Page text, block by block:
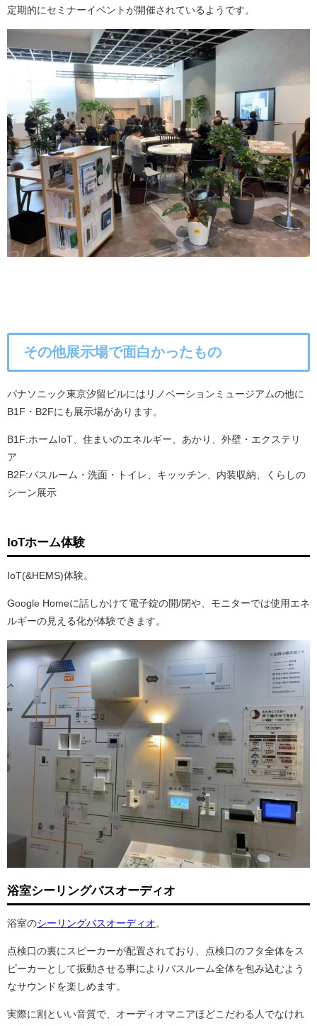
定期的にセミナーイベントが開催されているようです。
その他展示場で面白かったもの
パナソニック東京汐留ビルにはリノベーションミュージアムの他に
B1F・B2Fにも展示場があります。
B1F:ホームIoT、住まいのエネルギー、あかり、外壁・エクステリ
ア
B2F:バスルーム・洗面・トイレ、キッッチン、内装収納、くらしの
シーン展示
IoTホーム体験
IoT(&HEMS)体験。
Google Homeに話しかけて電子錠の開/閉や、モニターでは使用エネ
ルギーの見える化が体験できます。
浴室シーリングバスオーディオ
浴室のシーリングバスオーディオ 。
点検口の裏にスピーカーが配置されており、点検口のフタ全体をス
ピーカーとして振動させる事によりバスルーム全体を包み込むよう
なサウンドを楽しめます。
実際に割といい音質で、オーディオマニアほどこだわる人でなけれ